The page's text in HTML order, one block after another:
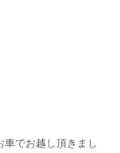
車でお越し頂きまし